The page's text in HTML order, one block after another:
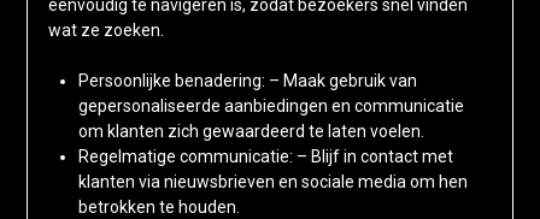
eenvoudig te navigeren is, zodat bezoekers snel vinden
wat ze zoeken.
Persoonlijke benadering: – Maak gebruik van
gepersonaliseerde aanbiedingen en communicatie
om klanten zich gewaardeerd te laten voelen.
Regelmatige communicatie: – Blijf in contact met
klanten via nieuwsbrieven en sociale media om hen
betrokken te houden.